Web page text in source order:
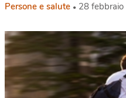
Persone e salute 28